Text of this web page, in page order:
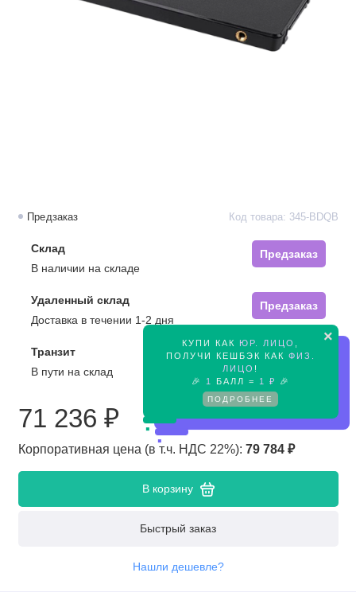
×
КУПИ КАК ЮР. ЛИЦО ,
ПОЛУЧИ КЕШБЭК КАК ФИЗ.
ЛИЦО !
🎉 1 БАЛЛ = 1 ₽ 🎉
ПОДРОБНЕЕ
Предзаказ Код товара: 345-BDQB
Склад
Предзаказ
В наличии на складе
Удаленный склад
Предзаказ
Доставка в течении 1-2 дня
Транзит
Предзаказ
В пути на склад
71 236 ₽
Корпоративная цена (в т.ч. НДС 22%): 79 784 ₽
В корзину
Быстрый заказ
Нашли дешевле?